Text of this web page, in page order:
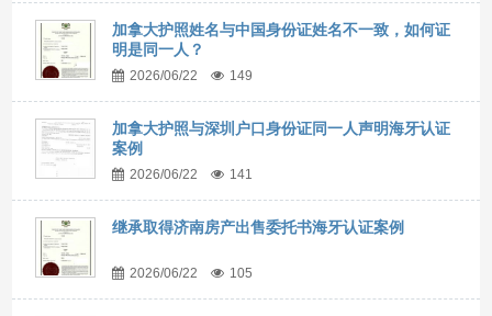
加拿大护照姓名与中国身份证姓名不一致，如何证
明是同一人？
2026/06/22 149
加拿大护照与深圳户口身份证同一人声明海牙认证
案例
2026/06/22 141
继承取得济南房产出售委托书海牙认证案例
2026/06/22 105